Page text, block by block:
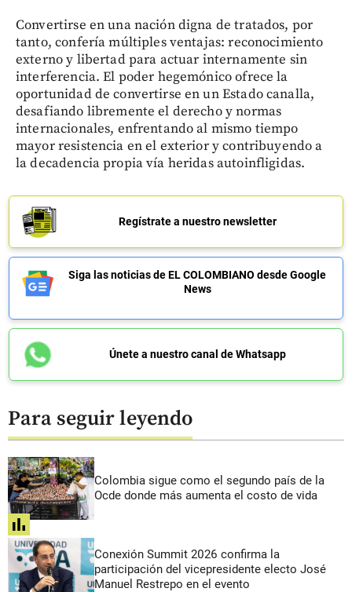
Convertirse en una nación digna de tratados, por
tanto, confería múltiples ventajas: reconocimiento
externo y libertad para actuar internamente sin
interferencia. El poder hegemónico ofrece la
oportunidad de convertirse en un Estado canalla,
desafiando libremente el derecho y normas
internacionales, enfrentando al mismo tiempo
mayor resistencia en el exterior y contribuyendo a
la decadencia propia vía heridas autoinfligidas.
Regístrate a nuestro newsletter
Siga las noticias de EL COLOMBIANO desde Google
News
Únete a nuestro canal de Whatsapp
Para seguir leyendo
Colombia sigue como el segundo país de la
Ocde donde más aumenta el costo de vida
share
Conexión Summit 2026 confirma la
participación del vicepresidente electo José
Manuel Restrepo en el evento